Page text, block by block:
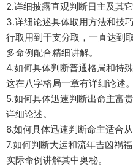
2.详细披露直观判断日主及其
3.详细论述具体取用方法和技
行取用到干支分取，一直达
多命例配合精细讲解。
4.如何具体判断普通格局和特
这在八字格局一章有详细论述。
5.如何具体迅速判断出命主富
详细论述。
6.如何具体迅速判断命主适合
7.如何判断大运和流年吉凶祸
实际命例讲解其中奥秘。